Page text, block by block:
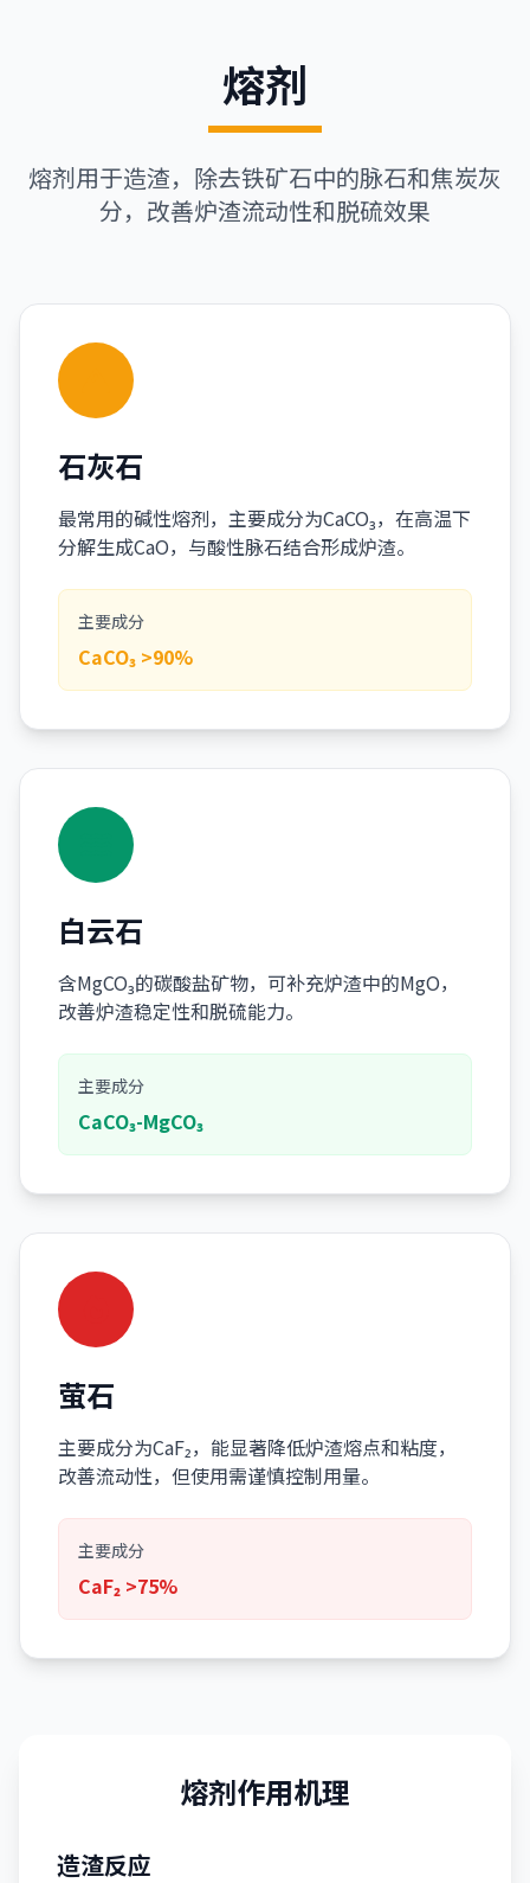
熔剂
熔剂用于造渣，除去铁矿石中的脉石和焦炭灰
分，改善炉渣流动性和脱硫效果
石灰石
最常用的碱性熔剂，主要成分为CaCO₃，在高温下
分解生成CaO，与酸性脉石结合形成炉渣。
主要成分
CaCO₃ >90%
白云石
含MgCO₃的碳酸盐矿物，可补充炉渣中的MgO，
改善炉渣稳定性和脱硫能力。
主要成分
CaCO₃-MgCO₃
萤石
主要成分为CaF₂，能显著降低炉渣熔点和粘度，
改善流动性，但使用需谨慎控制用量。
主要成分
CaF₂ >75%
熔剂作用机理
造渣反应